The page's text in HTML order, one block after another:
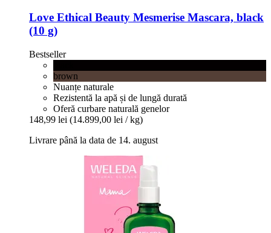
Love Ethical Beauty Mesmerise Mascara, black
(10 g)
Bestseller
brown
Nuanțe naturale
Rezistentă la apă și de lungă durată
Oferă curbare naturală genelor
148,99 lei (14.899,00 lei / kg)
Livrare până la data de 14. august